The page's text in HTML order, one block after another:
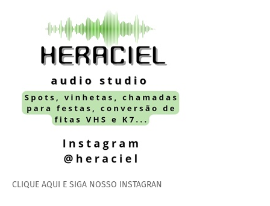
CLIQUE AQUI E SIGA NOSSO INSTAGRAN